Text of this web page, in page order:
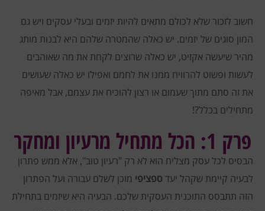
חשוב לזכור שלא לכולם מתאים להיות יזמים ובעלי עסקים ויש גם
המון סוגים של יזמים. יש כאלה שהמטרה שלהם היא לבנות מותג
מהיר שיעשה אקזיט, יש כאלה שרוצים לקחת את מה שאוהבים
לעשות ופשוט להרוויח ממנו את לחמם ואפילו יש כאלה שעושים
את זה סתם מתוך שעמום או רצון להוכיח את עצמם, אבל מאיפה
מתחילים בכלל?!
פרק 1: הכל מתחיל מרעיון ומחקר
הבסיס לכל עסק מצליח הוא לא רק "רעיון טוב", אלא ממש פתרון
לבעיה קיימת שקהל יעד ספציפי מוכן לשלם עבורה ועל הפתרון
הזה תתבסס התוכנית העסקית שלכם. הבעיה היא שיזמים בתחילת